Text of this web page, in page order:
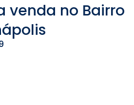
venda no Bairro